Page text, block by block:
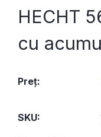
HECHT
cu
Preţ:
SKU: